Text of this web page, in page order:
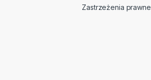
Zastrzeżenia prawne